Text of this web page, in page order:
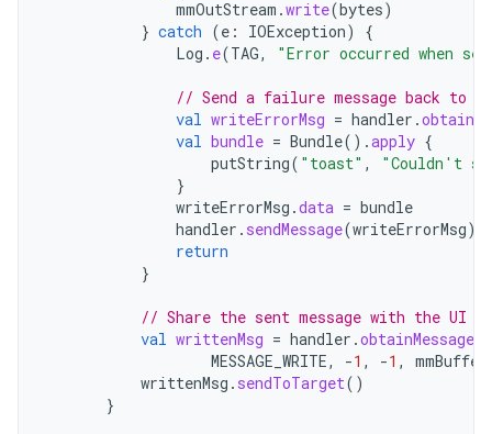
mmOutStream .write(bytes)
} catch (e : IOException)
{
Log . e(TAG, "Error occurred when
// Send a failure message back to
val writeErrorMsg = handler .
val bundle = Bundle().apply {
putString( "toast" ,
"Couldn't
}
writeErrorMsg .data = bundle
handler . sendMessage(writeErrorMsg)
return
}
// Share the sent message with the UI
val writtenMsg = handler .obtainMessage
MESSAGE_WRITE, -1 , -1 , mmBuffer
writtenMsg . sendToTarget()
}